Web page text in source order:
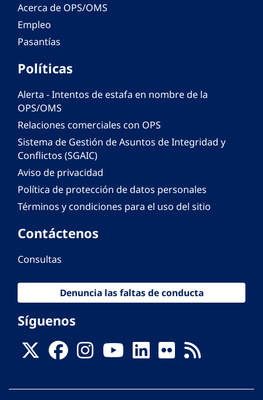
Acerca de OPS/OMS
Empleo
Pasantías
Políticas
Alerta - Intentos de estafa en nombre de la
OPS/OMS
Relaciones comerciales con OPS
Sistema de Gestión de Asuntos de Integridad y
Conflictos (SGAIC)
Aviso de privacidad
Política de protección de datos personales
Términos y condiciones para el uso del sitio
Contáctenos
Consultas
Denuncia las faltas de conducta
Síguenos